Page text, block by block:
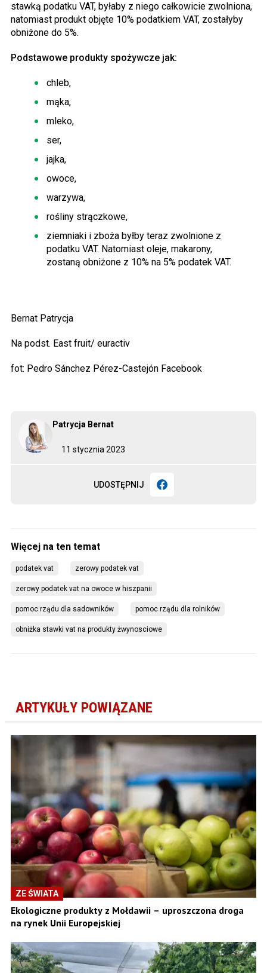
11 stycznia 2023
Patrycja Bernat
UDOSTĘPNIJ
stawką podatku VAT, byłaby z niego całkowicie zwolniona,
natomiast produkt objęte 10% podatkiem VAT, zostałyby
obniżone do 5%.
Podstawowe produkty spożywcze jak:
chleb,
mąka,
mleko,
ser,
jajka,
owoce,
warzywa,
rośliny strączkowe,
ziemniaki i zboża byłby teraz zwolnione z
podatku VAT. Natomiast oleje, makarony,
zostaną obniżone z 10% na 5% podatek VAT.
Bernat Patrycja
Na podst. East fruit/ euractiv
fot: Pedro Sánchez Pérez-Castejón Facebook
podatek vat zerowy podatek vat
zerowy podatek vat na owoce w hiszpanii
pomoc rządu dla sadowników pomoc rządu dla rolników
obniżka stawki vat na produkty żwynosciowe
ARTYKUŁY POWIĄZANE
ZE ŚWIATA
Ekologiczne produkty z Mołdawii – uproszczona droga
na rynek Unii Europejskiej